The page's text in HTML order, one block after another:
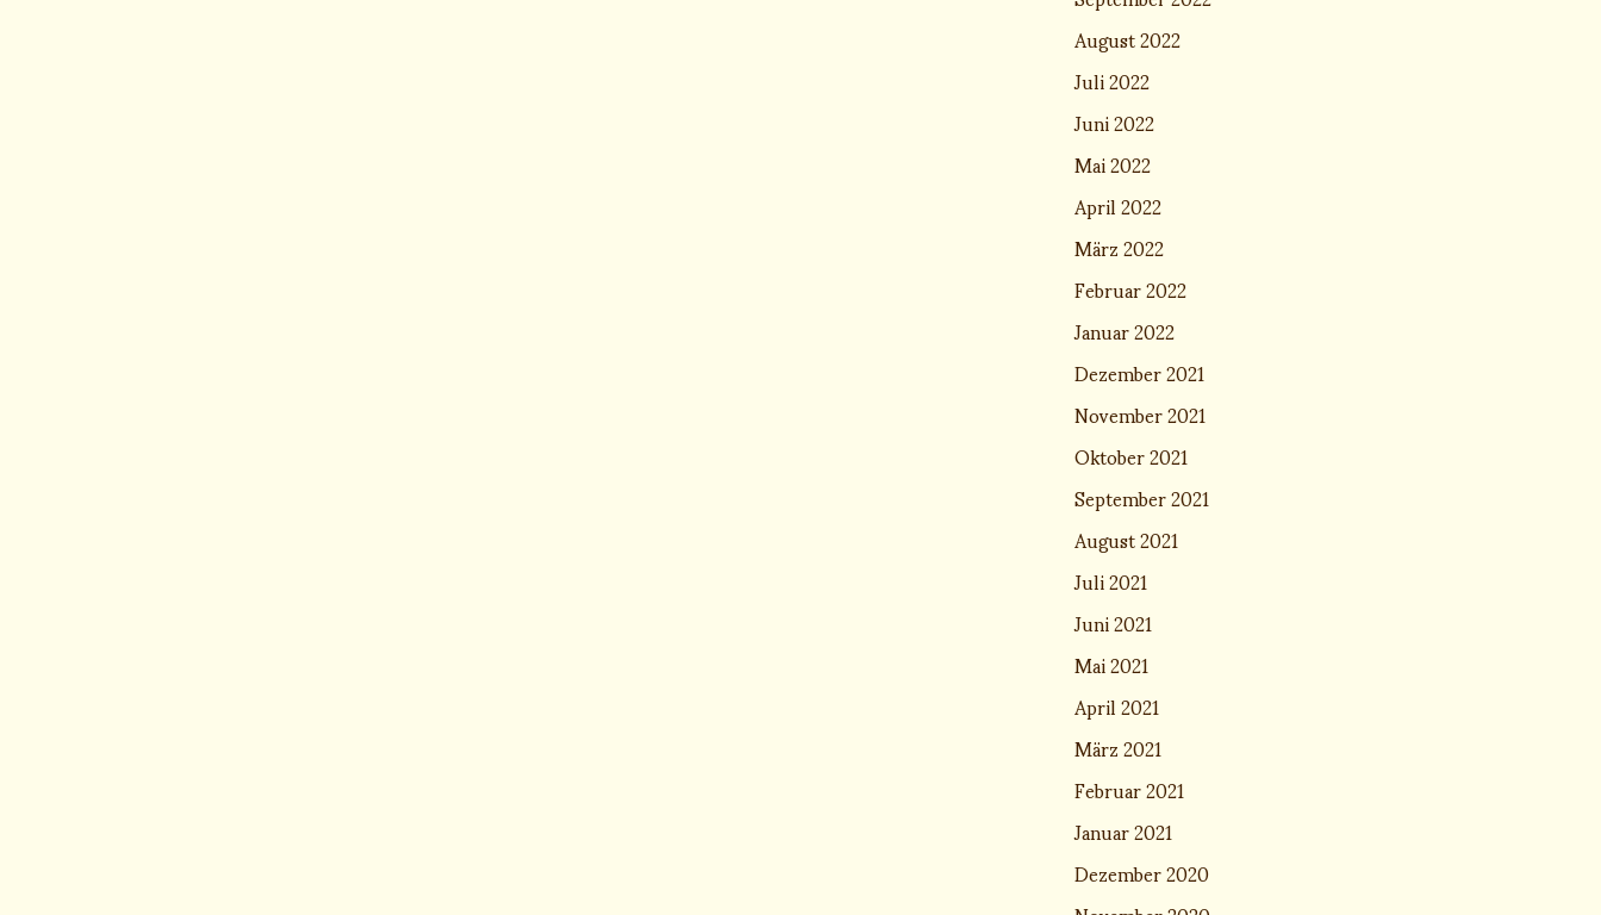
August 2022
Juli 2022
Juni 2022
Mai 2022
April 2022
März 2022
Februar 2022
Januar 2022
Dezember 2021
November 2021
Oktober 2021
September 2021
August 2021
Juli 2021
Juni 2021
Mai 2021
April 2021
März 2021
Februar 2021
Januar 2021
Dezember 2020